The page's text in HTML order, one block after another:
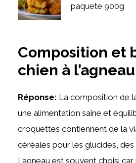
paquete 900g
Composition et
chien à l’agneau
Réponse: La composition de
une alimentation saine et
croquettes contiennent de la
céréales pour les glucides,
L’agneau est souvent choisi